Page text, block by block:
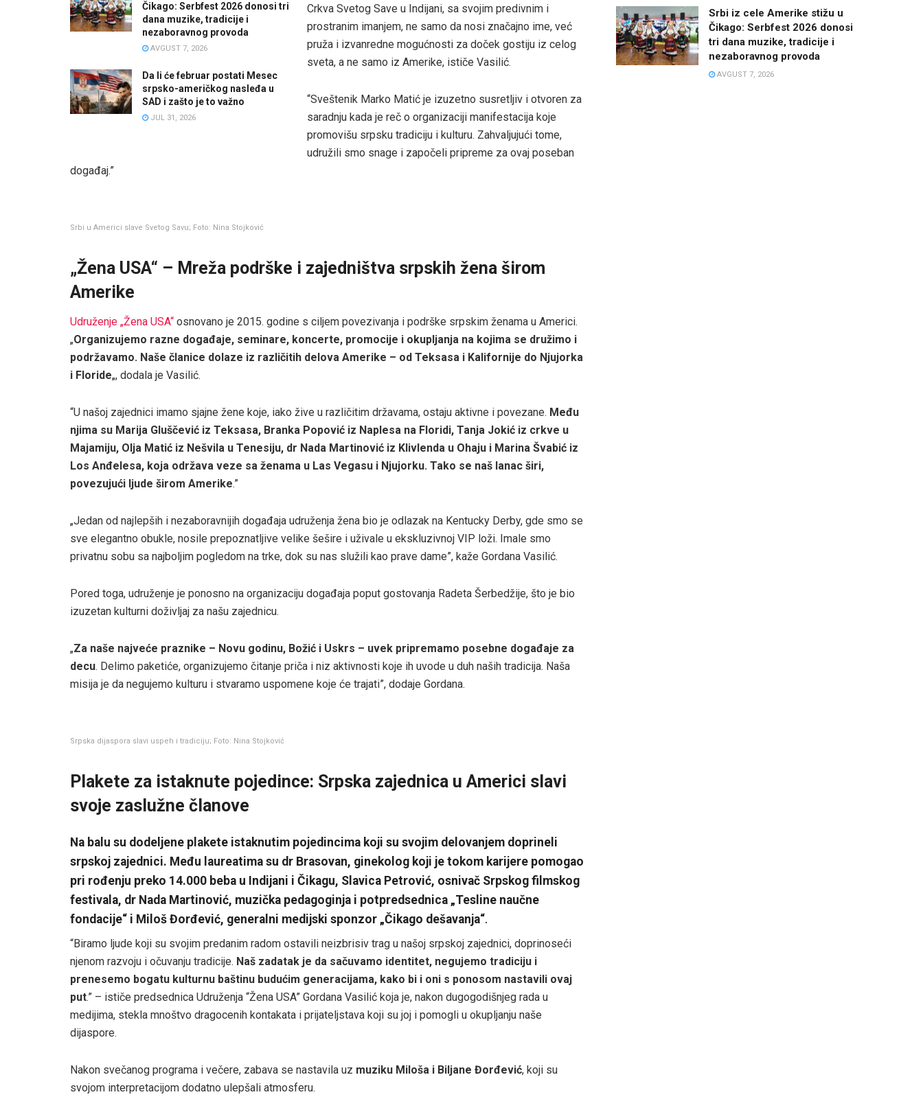
Čikago: Serbfest 2026 donosi tri
dana muzike, tradicije i
nezaboravnog provoda
AVGUST 7, 2026
Da li će februar postati Mesec
srpsko-američkog nasleđa u
SAD i zašto je to važno
JUL 31, 2026
Crkva Svetog Save u Indijani, sa svojim predivnim i
prostranim imanjem, ne samo da nosi značajno ime, već
pruža i izvanredne mogućnosti za doček gostiju iz celog
sveta, a ne samo iz Amerike, ističe Vasilić.
“Sveštenik Marko Matić je izuzetno susretljiv i otvoren za
saradnju kada je reč o organizaciji manifestacija koje
promovišu srpsku tradiciju i kulturu. Zahvaljujući tome,
udružili smo snage i započeli pripreme za ovaj poseban
događaj.”
Srbi u Americi slave Svetog Savu; Foto: Nina Stojković
„Žena USA“ – Mreža podrške i zajedništva srpskih žena širom
Amerike
Udruženje „Žena USA“ osnovano je 2015. godine s ciljem povezivanja i podrške srpskim ženama u Americi.
„Organizujemo razne događaje, seminare, koncerte, promocije i okupljanja na kojima se družimo i
podržavamo. Naše članice dolaze iz različitih delova Amerike – od Teksasa i Kalifornije do Njujorka
i Floride„, dodala je Vasilić.
“U našoj zajednici imamo sjajne žene koje, iako žive u različitim državama, ostaju aktivne i povezane. Među
njima su Marija Gluščević iz Teksasa, Branka Popović iz Naplesa na Floridi, Tanja Jokić iz crkve u
Majamiju, Olja Matić iz Nešvila u Tenesiju, dr Nada Martinović iz Klivlenda u Ohaju i Marina Švabić iz
Los Anđelesa, koja održava veze sa ženama u Las Vegasu i Njujorku. Tako se naš lanac širi,
povezujući ljude širom Amerike.”
„Jedan od najlepših i nezaboravnijih događaja udruženja žena bio je odlazak na Kentucky Derby, gde smo se
sve elegantno obukle, nosile prepoznatljive velike šešire i uživale u ekskluzivnoj VIP loži. Imale smo
privatnu sobu sa najboljim pogledom na trke, dok su nas služili kao prave dame”, kaže Gordana Vasilić.
Pored toga, udruženje je ponosno na organizaciju događaja poput gostovanja Radeta Šerbedžije, što je bio
izuzetan kulturni doživljaj za našu zajednicu.
„Za naše najveće praznike – Novu godinu, Božić i Uskrs – uvek pripremamo posebne događaje za
decu. Delimo paketiće, organizujemo čitanje priča i niz aktivnosti koje ih uvode u duh naših tradicija. Naša
misija je da negujemo kulturu i stvaramo uspomene koje će trajati”, dodaje Gordana.
Srpska dijaspora slavi uspeh i tradiciju; Foto: Nina Stojković
Plakete za istaknute pojedince: Srpska zajednica u Americi slavi
svoje zaslužne članove
Na balu su dodeljene plakete istaknutim pojedincima koji su svojim delovanjem doprineli
srpskoj zajednici. Među laureatima su dr Brasovan, ginekolog koji je tokom karijere pomogao
pri rođenju preko 14.000 beba u Indijani i Čikagu, Slavica Petrović, osnivač Srpskog filmskog
festivala, dr Nada Martinović, muzička pedagoginja i potpredsednica „Tesline naučne
fondacije“ i Miloš Đorđević, generalni medijski sponzor „Čikago dešavanja“.
“Biramo ljude koji su svojim predanim radom ostavili neizbrisiv trag u našoj srpskoj zajednici, doprinoseći
njenom razvoju i očuvanju tradicije. Naš zadatak je da sačuvamo identitet, negujemo tradiciju i
prenesemo bogatu kulturnu baštinu budućim generacijama, kako bi i oni s ponosom nastavili ovaj
put.” – ističe predsednica Udruženja “Žena USA” Gordana Vasilić koja je, nakon dugogodišnjeg rada u
medijima, stekla mnoštvo dragocenih kontakata i prijateljstava koji su joj i pomogli u okupljanju naše
dijaspore.
Nakon svečanog programa i večere, zabava se nastavila uz muziku Miloša i Biljane Đorđević, koji su
svojom interpretacijom dodatno ulepšali atmosferu.
Srbi iz cele Amerike stižu u
Čikago: Serbfest 2026 donosi
tri dana muzike, tradicije i
nezaboravnog provoda
AVGUST 7, 2026